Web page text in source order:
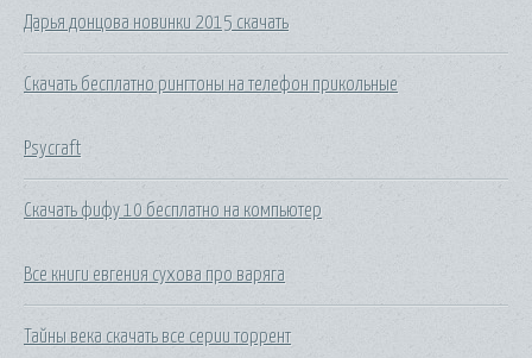
Дарья донцова новинки 2015 скачать
Скачать бесплатно рингтоны на телефон прикольные
Psycraft
Скачать фифу 10 бесплатно на компьютер
Все книги евгения сухова про варяга
Тайны века скачать все серии торрент